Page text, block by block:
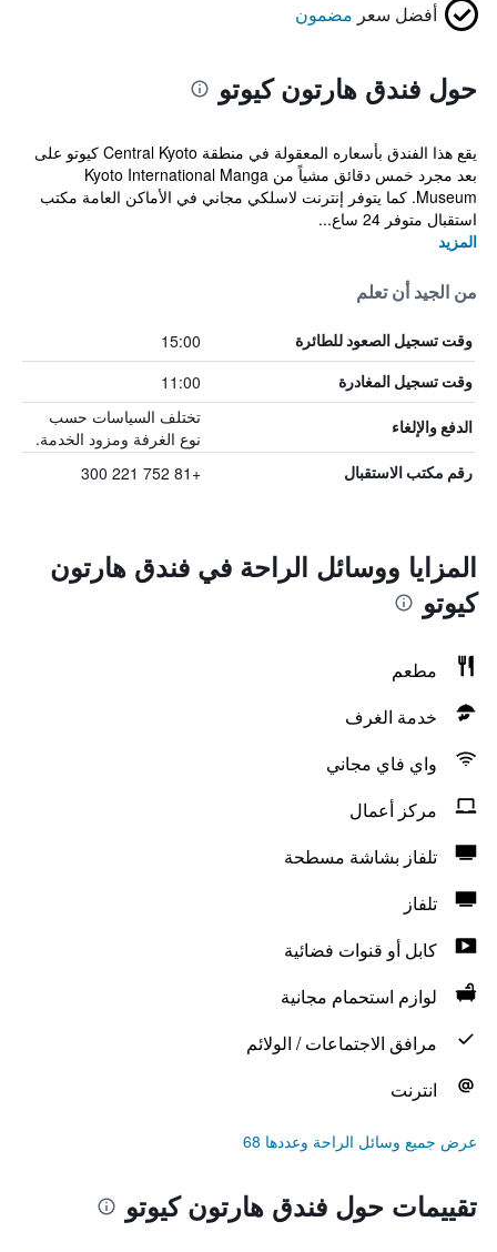
أفضل سعر مضمون
حول فندق هارتون كيوتو
يقع هذا الفندق بأسعاره المعقولة في منطقة Central Kyoto كيوتو على
بعد مجرد خمس دقائق مشياً من Kyoto International Manga
Museum. كما يتوفر إنترنت لاسلكي مجاني في الأماكن العامة مكتب
استقبال متوفر 24 ساع...
المزيد
من الجيد أن تعلم
وقت تسجيل الصعود للطائرة 15:00
وقت تسجيل المغادرة 11:00
الدفع والإلغاء
تختلف السياسات حسب
نوع الغرفة ومزود الخدمة.
رقم مكتب الاستقبال +81 752 221 300
المزايا ووسائل الراحة في فندق هارتون
كيوتو
مطعم
خدمة الغرف
واي فاي مجاني
مركز أعمال
تلفاز بشاشة مسطحة
تلفاز
كابل أو قنوات فضائية
لوازم استحمام مجانية
مرافق الاجتماعات / الولائم
انترنت
عرض جميع وسائل الراحة وعددها 68
تقييمات حول فندق هارتون كيوتو